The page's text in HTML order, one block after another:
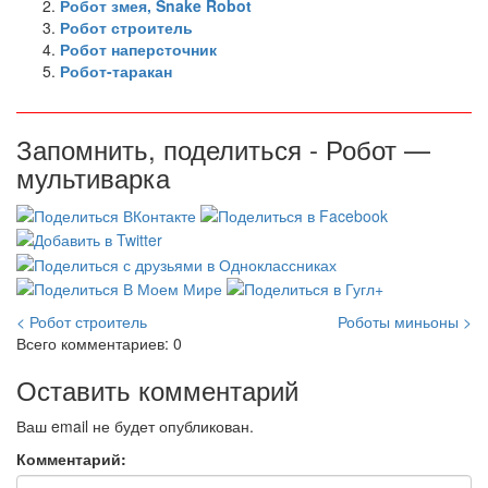
Робот змея, Snake Robot
Робот строитель
Робот наперсточник
Робот-таракан
Запомнить, поделиться - Робот —
мультиварка
< Робот строитель
Роботы миньоны >
Всего комментариев: 0
Оставить комментарий
Ваш email не будет опубликован.
Комментарий: